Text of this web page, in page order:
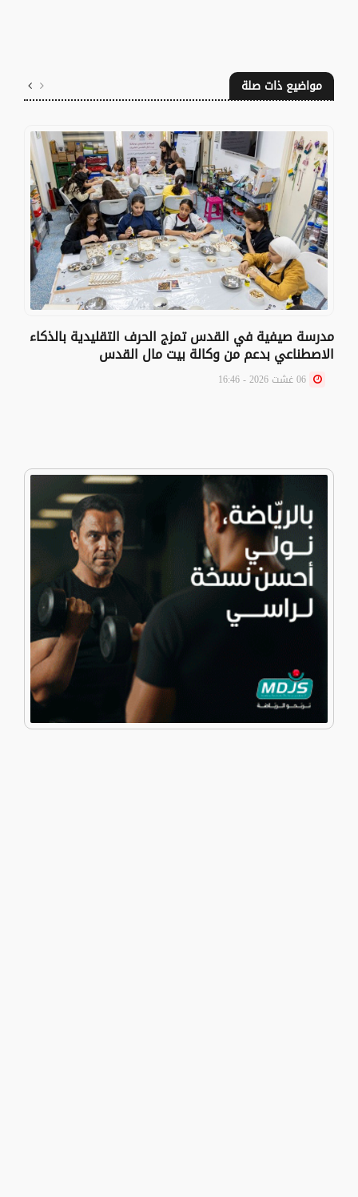
مواضيع ذات صلة
مدرسة صيفية في القدس تمزج الحرف التقليدية بالذكاء
الاصطناعي بدعم من وكالة بيت مال القدس